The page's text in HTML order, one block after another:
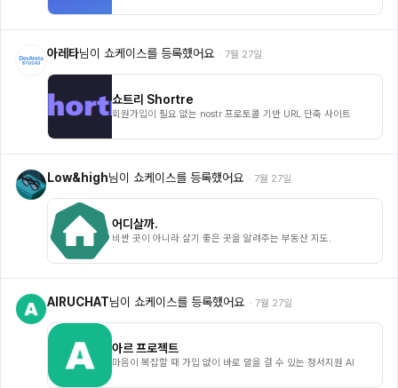
아레타님이 쇼케이스를 등록했어요 · 7월 27일
쇼트리 Shortre
회원가입이 필요 없는 nostr 프로토콜 기반 URL 단축 사이트
Low&high님이 쇼케이스를 등록했어요 · 7월 27일
어디살까.
비싼 곳이 아니라 살기 좋은 곳을 알려주는 부동산 지도.
AIRUCHAT님이 쇼케이스를 등록했어요 · 7월 27일
아르 프로젝트
마음이 복잡할 때 가입 없이 바로 말을 걸 수 있는 정서지원 AI